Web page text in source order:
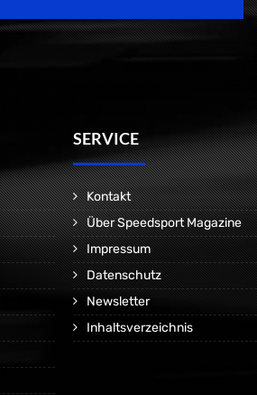
SERVICE
Kontakt
Über Speedsport Magazine
Impressum
Datenschutz
Newsletter
Inhaltsverzeichnis